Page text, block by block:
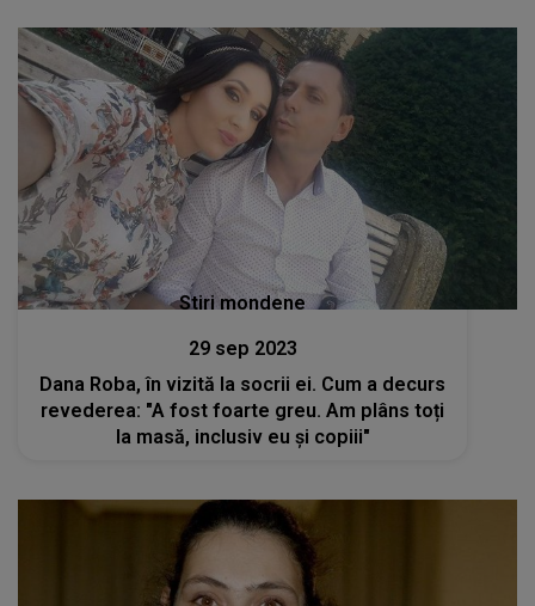
Stiri mondene
29 sep 2023
Dana Roba, în vizită la socrii ei. Cum a decurs
revederea: "A fost foarte greu. Am plâns toți
la masă, inclusiv eu și copiii"